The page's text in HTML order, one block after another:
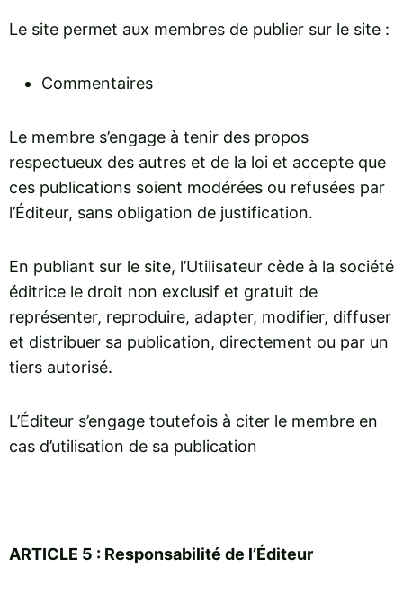
Le site permet aux membres de publier sur le site :
Commentaires
Le membre s’engage à tenir des propos
respectueux des autres et de la loi et accepte que
ces publications soient modérées ou refusées par
l’Éditeur, sans obligation de justification.
En publiant sur le site, l’Utilisateur cède à la société
éditrice le droit non exclusif et gratuit de
représenter, reproduire, adapter, modifier, diffuser
et distribuer sa publication, directement ou par un
tiers autorisé.
L’Éditeur s’engage toutefois à citer le membre en
cas d’utilisation de sa publication
ARTICLE 5 : Responsabilité de l’Éditeur